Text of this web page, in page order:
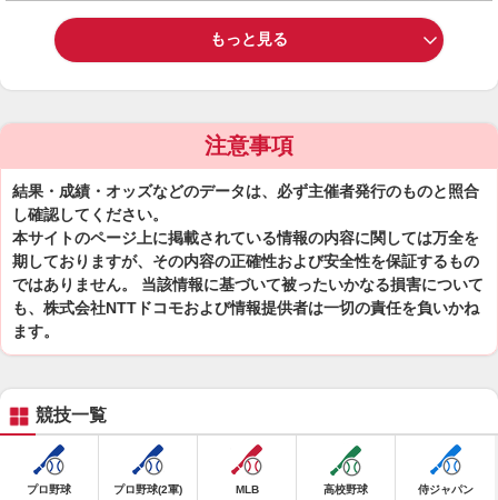
もっと見る
注意事項
結果・成績・オッズなどのデータは、必ず主催者発行のものと照合
し確認してください。
本サイトのページ上に掲載されている情報の内容に関しては万全を
期しておりますが、その内容の正確性および安全性を保証するもの
ではありません。 当該情報に基づいて被ったいかなる損害について
も、株式会社NTTドコモおよび情報提供者は一切の責任を負いかね
ます。
競技一覧
プロ野球 プロ野球(2軍) MLB 高校野球 侍ジャパン